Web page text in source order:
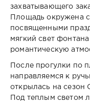
захватывающего
Площадь окружена
посвященными
мягкий свет
романтическую
После прогулки по
направляемся к
открылась на сезон
Под теплым светом